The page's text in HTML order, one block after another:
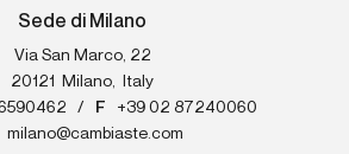
Sede di Milano
Via San Marco, 22
20121
Milano,
Italy
/ F
+39 02 87240060
milano@cambiaste.com